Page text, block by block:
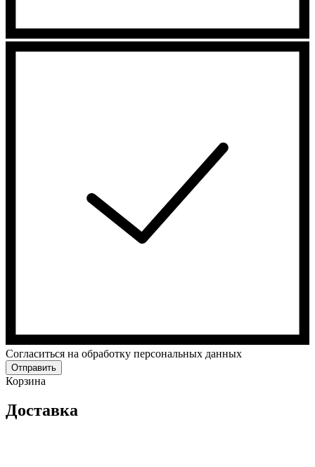
Cогласиться на обработку персональных данных
Отправить
Корзина
Доставка